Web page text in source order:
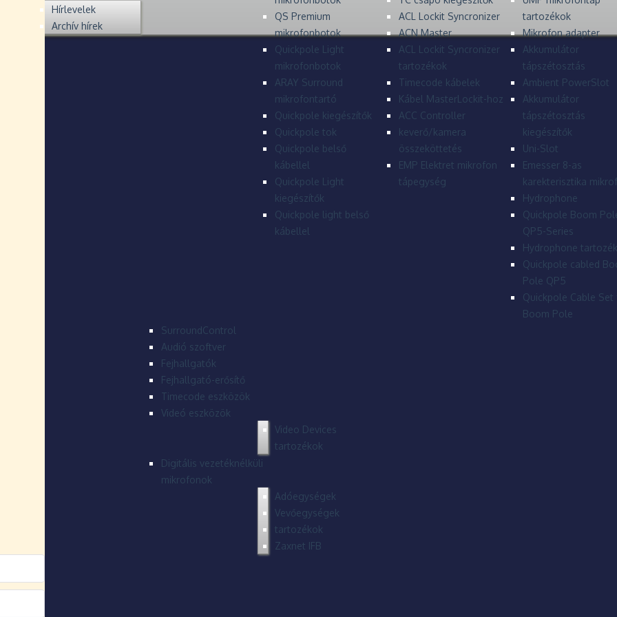
QS Premium
mikrofonbotok
Quickpole Light
mikrofonbotok
ARAY Surround
mikrofontartó
Quickpole kiegészítők
Quickpole tok
Quickpole belső
kábellel
Quickpole Light
kiegészítők
Quickpole light belső
kábellel
ACL Lockit Syncronizer
ACN Master
ACL Lockit Syncronizer
tartozékok
Timecode kábelek
Kábel MasterLockit-hoz
ACC Controller
keverő/kamera
összeköttetés
EMP Elektret mikrofon
tápegység
tartozékok
Mikrofon adapter
Akkumulátor
tápszétosztás
Ambient PowerSlot
Akkumulátor
tápszétosztás
kiegészítők
Uni-Slot
Emesser 8-as
karekterisztika
Hydrophone
Quickpole Boom
QP5-Series
Hydrophone
Quickpole cabled
Pole QP5
Quickpole Cable Set
Boom Pole
SurroundControl
Audió szoftver
Fejhallgatók
Fejhallgató-erősítő
Timecode eszközök
Videó eszközök
Video Devices
tartozékok
Digitális vezetéknélküli
mikrofonok
Adóegységek
Vevőegységek
tartozékok
Zaxnet IFB
Hírlevelek
Archív hírek